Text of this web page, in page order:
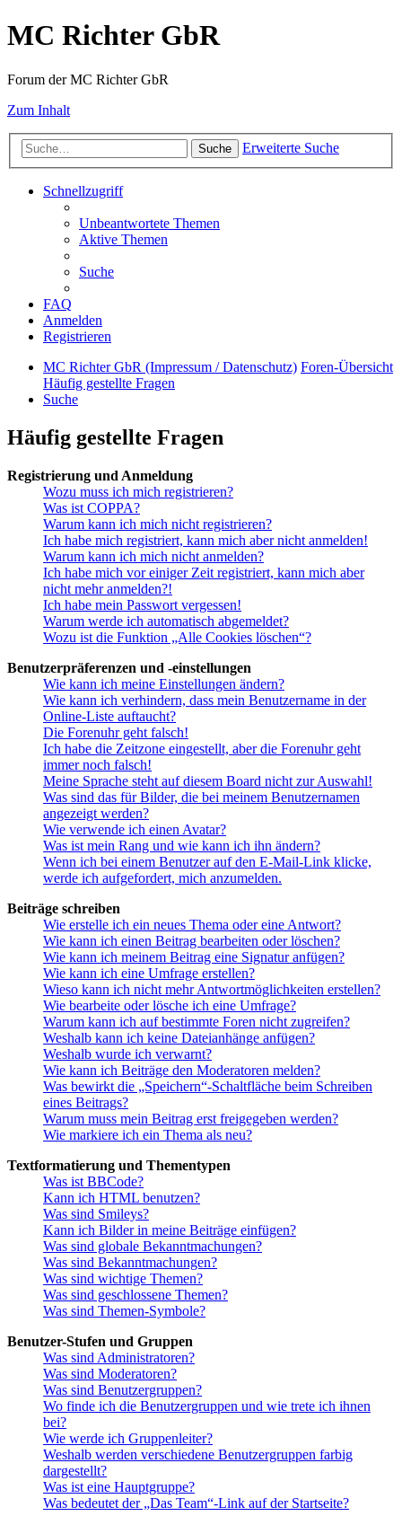
MC Richter GbR
Forum der MC Richter GbR
Zum Inhalt
Suche Erweiterte Suche
Schnellzugriff
Unbeantwortete Themen
Aktive Themen
Suche
FAQ
Anmelden
Registrieren
MC Richter GbR (Impressum / Datenschutz) Foren-Übersicht
Häufig gestellte Fragen
Suche
Häufig gestellte Fragen
Registrierung und Anmeldung
Wozu muss ich mich registrieren?
Was ist COPPA?
Warum kann ich mich nicht registrieren?
Ich habe mich registriert, kann mich aber nicht anmelden!
Warum kann ich mich nicht anmelden?
Ich habe mich vor einiger Zeit registriert, kann mich aber
nicht mehr anmelden?!
Ich habe mein Passwort vergessen!
Warum werde ich automatisch abgemeldet?
Wozu ist die Funktion „Alle Cookies löschen“?
Benutzerpräferenzen und -einstellungen
Wie kann ich meine Einstellungen ändern?
Wie kann ich verhindern, dass mein Benutzername in der
Online-Liste auftaucht?
Die Forenuhr geht falsch!
Ich habe die Zeitzone eingestellt, aber die Forenuhr geht
immer noch falsch!
Meine Sprache steht auf diesem Board nicht zur Auswahl!
Was sind das für Bilder, die bei meinem Benutzernamen
angezeigt werden?
Wie verwende ich einen Avatar?
Was ist mein Rang und wie kann ich ihn ändern?
Wenn ich bei einem Benutzer auf den E-Mail-Link klicke,
werde ich aufgefordert, mich anzumelden.
Beiträge schreiben
Wie erstelle ich ein neues Thema oder eine Antwort?
Wie kann ich einen Beitrag bearbeiten oder löschen?
Wie kann ich meinem Beitrag eine Signatur anfügen?
Wie kann ich eine Umfrage erstellen?
Wieso kann ich nicht mehr Antwortmöglichkeiten erstellen?
Wie bearbeite oder lösche ich eine Umfrage?
Warum kann ich auf bestimmte Foren nicht zugreifen?
Weshalb kann ich keine Dateianhänge anfügen?
Weshalb wurde ich verwarnt?
Wie kann ich Beiträge den Moderatoren melden?
Was bewirkt die „Speichern“-Schaltfläche beim Schreiben
eines Beitrags?
Warum muss mein Beitrag erst freigegeben werden?
Wie markiere ich ein Thema als neu?
Textformatierung und Thementypen
Was ist BBCode?
Kann ich HTML benutzen?
Was sind Smileys?
Kann ich Bilder in meine Beiträge einfügen?
Was sind globale Bekanntmachungen?
Was sind Bekanntmachungen?
Was sind wichtige Themen?
Was sind geschlossene Themen?
Was sind Themen-Symbole?
Benutzer-Stufen und Gruppen
Was sind Administratoren?
Was sind Moderatoren?
Was sind Benutzergruppen?
Wo finde ich die Benutzergruppen und wie trete ich ihnen
bei?
Wie werde ich Gruppenleiter?
Weshalb werden verschiedene Benutzergruppen farbig
dargestellt?
Was ist eine Hauptgruppe?
Was bedeutet der „Das Team“-Link auf der Startseite?